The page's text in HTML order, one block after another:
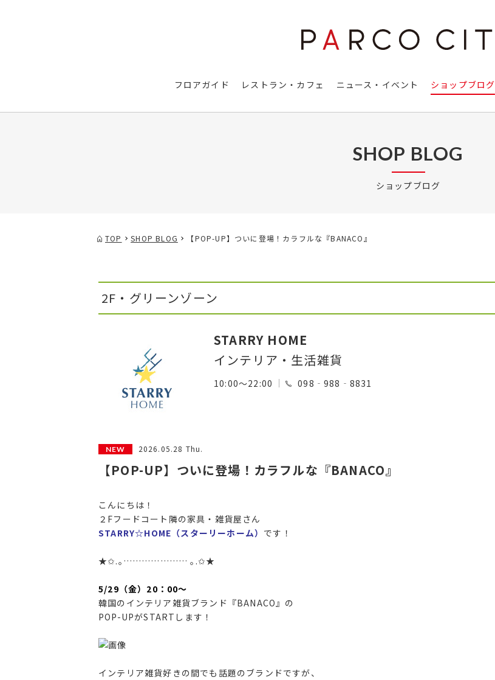
フロアガイド レストラン・カフェ ニュース・イベント ショップブログ
SHOP BLOG
ショップブログ
TOP SHOP BLOG 【POP-UP】ついに登場！カラフルな『BANACO』
2F・グリーンゾーン
STARRY HOME
インテリア・生活雑貨
10:00～22:00 098‐988‐8831
2026.05.28 Thu.
【POP-UP】ついに登場！カラフルな『BANACO』
こんにちは！
２Fフードコート隣の家具・雑貨屋さん
STARRY☆HOME（スターリーホーム） です！
★✩.｡………………… ｡.✩★
5/29（金）20：00～
韓国のインテリア雑貨ブランド『BANACO』の
POP-UPがSTARTします！
インテリア雑貨好きの間でも話題のブランドですが、